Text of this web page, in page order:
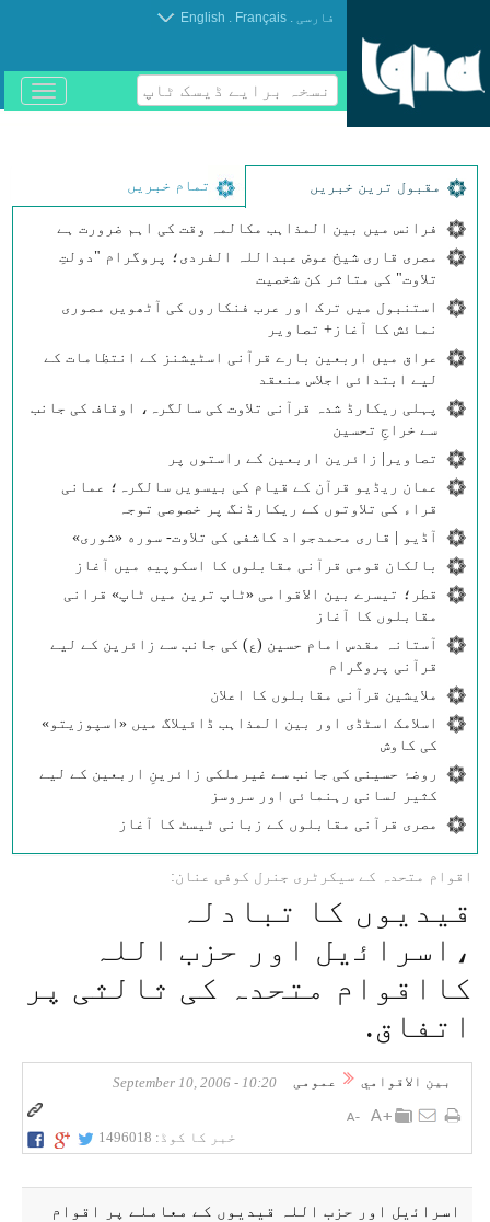
فارسی .
Français
.
English
نسخہ برایے ڈیسک ٹاپ
باز
و
مقبول ترین خبریں تمام خبریں
فرانس میں بین المذاہب مکالمہ وقت کی اہم ضرورت ہے
مصری قاری شیخ عوض عبداللہ الفردی؛ پروگرام "دولتِ
تلاوت" کی متاثر کن شخصیت
استنبول میں ترک اور عرب فنکاروں کی آٹھویں مصوری
نمائش کا آغاز+ تصاویر
عراق میں اربعین بارے قرآنی اسٹیشنز کے انتظامات کے
لیے ابتدائی اجلاس منعقد
پہلی ریکارڈ شدہ قرآنی تلاوت کی سالگرہ، اوقاف کی جانب
سے خراجِ تحسین
تصاویر| زائرین اربعین کے راستوں پر
عمان ریڈیو قرآن کے قیام کی بیسویں سالگرہ؛ عمانی
قراء کی تلاوتوں کے ریکارڈنگ پر خصوصی توجہ
آڈیو | قاری محمدجواد کاشفی کی تلاوت- سوره‌‌ «شوری»
بالکان قومی قرآنی مقابلوں کا اسکوپیه میں آغاز
قطر؛ تیسرے بین الاقوامی «ٹاپ ترین میں ٹاپ» قرانی
مقابلوں کا آغاز
آستانہ مقدس امام حسین (ع) کی جانب سے زائرین کے لیے
قرآنی پروگرام
ملایشین قرآنی مقابلوں کا اعلان
اسلامک اسٹڈی اور بین المذاہب ڈائیلاگ میں «اسپوزیتو»
کی کاوش
روضۂ حسینی کی جانب سے غیرملکی زائرینِ اربعین کے لیے
کثیر لسانی رہنمائی اور سروسز
مصری قرآنی مقابلوں کے زبانی ٹیسٹ کا آغاز
اقوام متحدہ كے سيكرٹری جنرل كوفی عنان:
قيديوں كا تبادلہ
،اسراﺋيل اور حزب اللہ
كااقوام متحدہ كی ثالثی پر
اتفاق.
بين الاقوامي عمومی 10:20 - September 10, 2006
خبر کا کوڈ: 1496018
اسراﺋيل اور حزب اللہ قيديوں كے معاملے پر اقوام